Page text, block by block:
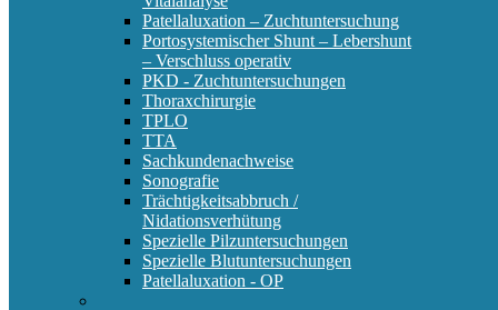
Patellaluxation – Zuchtuntersuchung
Portosystemischer Shunt – Lebershunt
– Verschluss operativ
PKD - Zuchtuntersuchungen
Thoraxchirurgie
TPLO
TTA
Sachkundenachweise
Sonografie
Trächtigkeitsabbruch /
Nidationsverhütung
Spezielle Pilzuntersuchungen
Spezielle Blutuntersuchungen
Patellaluxation - OP